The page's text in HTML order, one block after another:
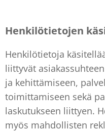
Henkilötietojen
Henkilötietoja
liittyvät
ja kehittämiseen,
toimittamiseen sekä
laskutukseen liittyen.
myös mahdollisten